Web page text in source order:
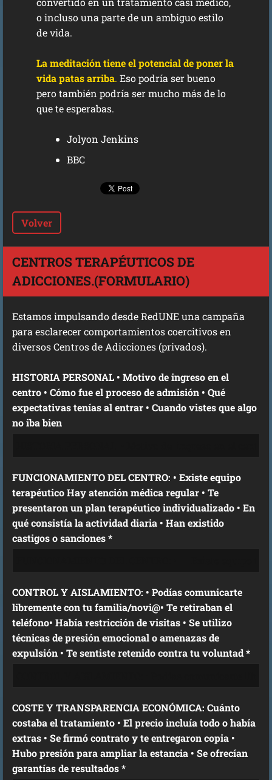
o incluso una parte de un ambiguo estilo
de vida.
La meditación tiene el potencial de poner la
vida patas arriba. Eso podría ser bueno
pero también podría ser mucho más de lo
que te esperabas.
Jolyon Jenkins
BBC
Volver
CENTROS TERAPÉUTICOS DE
ADICCIONES.(FORMULARIO)
Estamos impulsando desde RedUNE una campaña
para esclarecer comportamientos coercitivos en
diversos Centros de Adicciones (privados).
HISTORIA PERSONAL • Motivo de ingreso en el
centro • Cómo fue el proceso de admisión • Qué
expectativas tenías al entrar • Cuando vistes que algo
no iba bien
FUNCIONAMIENTO DEL CENTRO: • Existe equipo
terapéutico Hay atención médica regular • Te
presentaron un plan terapéutico individualizado • En
qué consistía la actividad diaria • Han existido
castigos o sanciones *
CONTROL Y AISLAMIENTO: • Podías comunicarte
libremente con tu familia/novi@• Te retiraban el
teléfono• Había restricción de visitas • Se utilizo
técnicas de presión emocional o amenazas de
expulsión • Te sentiste retenido contra tu voluntad *
COSTE Y TRANSPARENCIA ECONÓMICA: Cuánto
costaba el tratamiento • El precio incluía todo o había
extras • Se firmó contrato y te entregaron copia •
Hubo presión para ampliar la estancia • Se ofrecían
garantías de resultados *